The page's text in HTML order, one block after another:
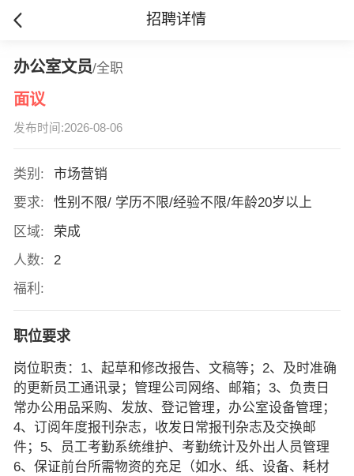
招聘详情
办公室文员/全职
面议
发布时间:2026-08-06
类别:
市场营销
要求:
性别不限/ 学历不限/经验不限/年龄20岁以上
区域:
荣成
人数:
2
福利:
职位要求
岗位职责：1、起草和修改报告、文稿等；2、及时准确
的更新员工通讯录；管理公司网络、邮箱；3、负责日
常办公用品采购、发放、登记管理，办公室设备管理；
4、订阅年度报刊杂志，收发日常报刊杂志及交换邮
件；5、员工考勤系统维护、考勤统计及外出人员管理
6、保证前台所需物资的充足（如水、纸、设备、耗材